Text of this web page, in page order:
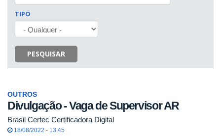
TIPO
PESQUISAR
OUTROS
Divulgação - Vaga de Supervisor AR
Brasil Certec Certificadora Digital
18/08/2022 - 13:45